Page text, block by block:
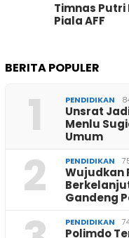
Timnas
Piala AFF
BERITA POPULER
1 PENDIDIKAN
Unsrat
Menlu
Umum
2 PENDIDIKAN
Wujudkan
Gandeng
PENDIDIKAN
Polimdo